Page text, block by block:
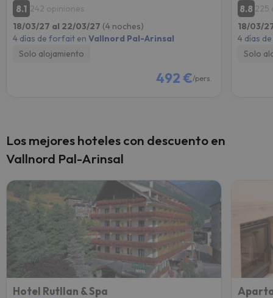
8.1 242 opiniones
18/03/27 al 22/03/27 (4 noches)
4 días de forfait en Vallnord Pal-Arinsal
Solo alojamiento
492 €/pers.
8.8 225
18/03/
4 días
Solo
Los mejores hoteles con descuento en
Vallnord Pal-Arinsal
Hotel Rutllan & Spa